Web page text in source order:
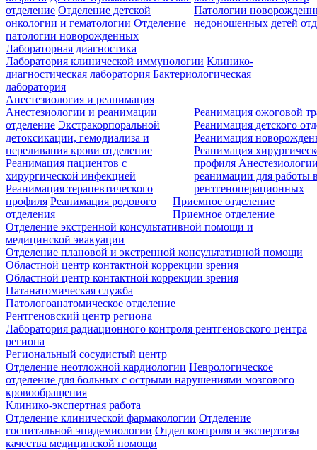
Патологии
недоношенных детей
отделение Отделение детской
онкологии и гематологии Отделение
патологии новорожденных
Лабораторная диагностика
Лаборатория клинической иммунологии Клинико-
диагностическая лаборатория Бактериологическая
лаборатория
Анестезиология и реанимация
Анестезиологии и реанимации
отделение Экстракорпоральной
детоксикации, гемодиализа и
переливания крови отделение
Реанимация пациентов с
хирургической инфекцией
Реанимация терапевтического
профиля Реанимация родового
отделения
Реанимация ожоговой
Реанимация детского
Реанимация
Реанимация
профиля
реанимации для работы
рентгеноперационных
Приемное отделение
Приемное отделение
Отделение экстренной консультативной помощи и
медицинской эвакуации
Отделение плановой и экстренной консультативной помощи
Областной центр контактной коррекции зрения
Областной центр контактной коррекции зрения
Патанатомическая служба
Патологоанатомическое отделение
Рентгеновский центр региона
Лаборатория радиационного контроля рентгеновского центра
региона
Региональный сосудистый центр
Отделение неотложной кардиологии Неврологическое
отделение для больных с острыми нарушениями мозгового
кровообращения
Клинико-экспертная работа
Отделение клинической фармакологии Отделение
госпитальной эпидемиологии Отдел контроля и экспертизы
качества медицинской помощи